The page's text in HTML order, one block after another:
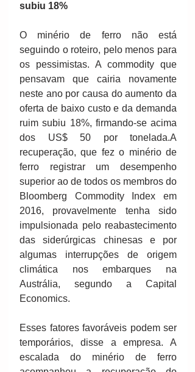
subiu 18%
O minério de ferro não está
seguindo o roteiro, pelo menos para
os pessimistas. A commodity que
pensavam que cairia novamente
neste ano por causa do aumento da
oferta de baixo custo e da demanda
ruim subiu 18%, firmando-se acima
dos US$ 50 por tonelada.A
recuperação, que fez o minério de
ferro registrar um desempenho
superior ao de todos os membros do
Bloomberg Commodity Index em
2016, provavelmente tenha sido
impulsionada pelo reabastecimento
das siderúrgicas chinesas e por
algumas interrupções de origem
climática nos embarques na
Austrália, segundo a Capital
Economics.
Esses fatores favoráveis podem ser
temporários, disse a empresa. A
escalada do minério de ferro